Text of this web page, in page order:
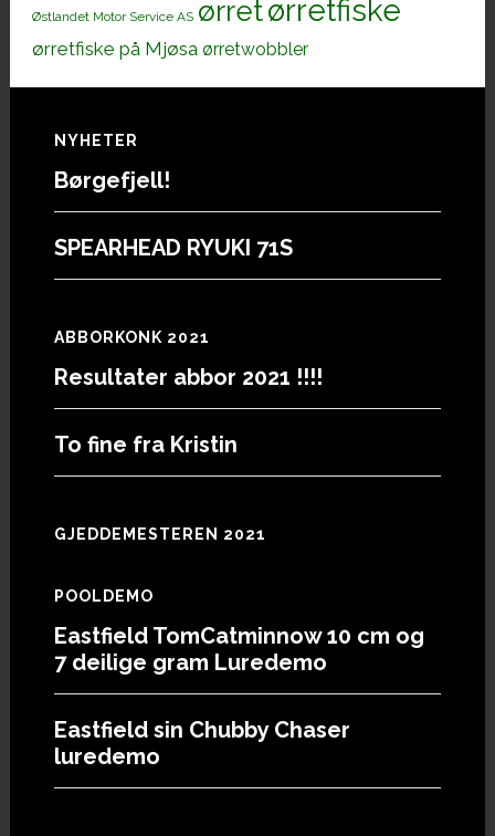
Østlandet Motor Service AS ørretørretfiske
ørretfiske på Mjøsa ørretwobbler
Footer
NYHETER
Børgefjell!
SPEARHEAD RYUKI 71S
ABBORKONK 2021
Resultater abbor 2021 !!!!
To fine fra Kristin
GJEDDEMESTEREN 2021
POOLDEMO
Eastfield TomCatminnow 10 cm og
7 deilige gram Luredemo
Eastfield sin Chubby Chaser
luredemo